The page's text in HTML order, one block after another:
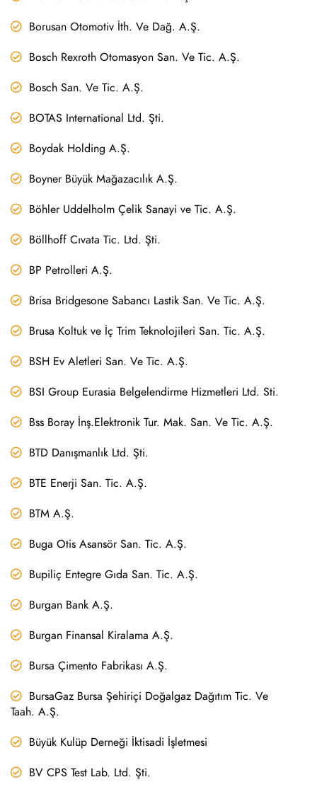
Borusan Otomotiv İth. Ve Dağ. A.Ş.
Bosch Rexroth Otomasyon San. Ve Tic. A.Ş.
Bosch San. Ve Tic. A.Ş.
BOTAS International Ltd. Şti.
Boydak Holding A.Ş.
Boyner Büyük Mağazacılık A.Ş.
Böhler Uddelholm Çelik Sanayi ve Tic. A.Ş.
Böllhoff Cıvata Tic. Ltd. Şti.
BP Petrolleri A.Ş.
Brisa Bridgesone Sabancı Lastik San. Ve Tic. A.Ş.
Brusa Koltuk ve İç Trim Teknolojileri San. Tic. A.Ş.
BSH Ev Aletleri San. Ve Tic. A.Ş.
BSI Group Eurasia Belgelendirme Hizmetleri Ltd. Sti.
Bss Boray İnş.Elektronik Tur. Mak. San. Ve Tic. A.Ş.
BTD Danışmanlık Ltd. Şti.
BTE Enerji San. Tic. A.Ş.
BTM A.Ş.
Buga Otis Asansör San. Tic. A.Ş.
Bupiliç Entegre Gıda San. Tic. A.Ş.
Burgan Bank A.Ş.
Burgan Finansal Kiralama A.Ş.
Bursa Çimento Fabrikası A.Ş.
BursaGaz Bursa Şehiriçi Doğalgaz Dağıtım Tic. Ve
Taah. A.Ş.
Büyük Kulüp Derneği İktisadi İşletmesi
BV CPS Test Lab. Ltd. Şti.